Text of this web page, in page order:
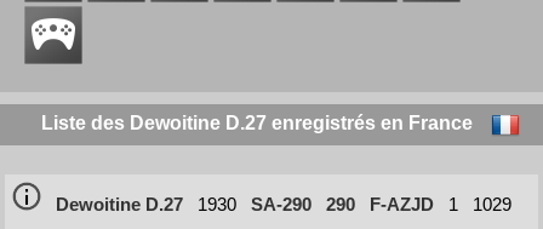
Liste des Dewoitine D.27 enregistrés en France
Dewoitine D.27 1930 SA-290 290 F-AZJD 1
1029